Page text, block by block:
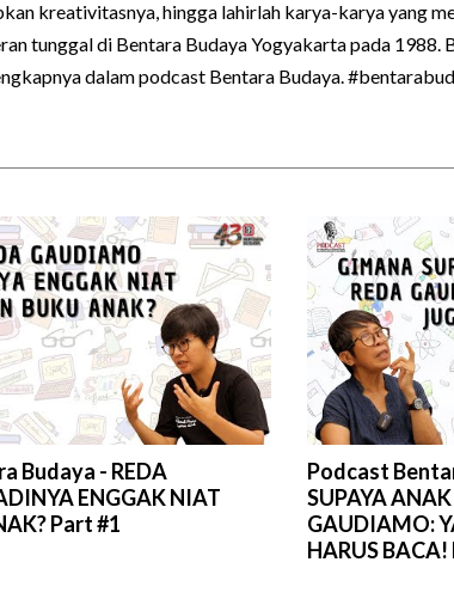
kreativitasnya, hingga lahirlah karya-karya yang
tunggal di Bentara Budaya Yogyakarta pada 1988.
dalam podcast Bentara Budaya.
Budaya - REDA
ENGGAK NIAT
Part #1
Podcast
SUPAYA
GAUDIAMO:
HARUS